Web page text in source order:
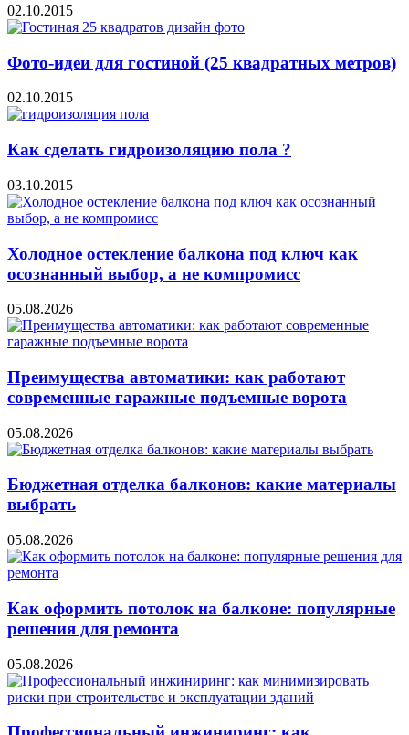
02.10.2015
Фото-идеи для гостиной (25 квадратных метров)
02.10.2015
Как сделать гидроизоляцию пола ?
03.10.2015
Холодное остекление балкона под ключ как
осознанный выбор, а не компромисс
05.08.2026
Преимущества автоматики: как работают
современные гаражные подъемные ворота
05.08.2026
Бюджетная отделка балконов: какие материалы
выбрать
05.08.2026
Как оформить потолок на балконе: популярные
решения для ремонта
05.08.2026